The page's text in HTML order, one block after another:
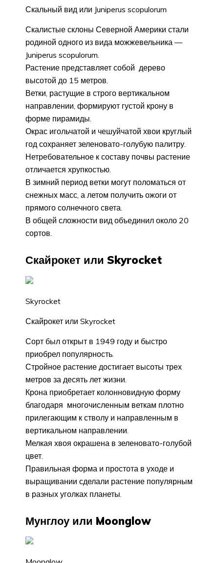
Скальный вид или Juniperus scopulorum
Скалистые склоны Северной Америки стали
родиной одного из вида можжевельника —
Juniperus scopulorum.
Растение представляет собой дерево
высотой до 15 метров.
Ветки, растущие в строго вертикальном
направлении, формируют густой крону в
форме пирамиды.
Окрас игольчатой и чешуйчатой хвои круглый
год сохраняет зеленовато-голубую палитру.
Нетребовательное к составу почвы растение
отличается хрупкостью.
В зимний период ветки могут поломаться от
снежных масс, а летом получить ожоги от
прямого солнечного света.
В общей сложности вид объединил около 20
сортов.
Скайрокет или Skyrocket
Skyrocket
Скайрокет или Skyrocket
Сорт был открыт в 1949 году и быстро
приобрел популярность.
Стройное растение достигает высоты трех
метров за десять лет жизни.
Крона приобретает колонновидную форму
благодаря многочисленным веткам плотно
прилегающим к стволу и направленным в
вертикальном направлении.
Мелкая хвоя окрашена в зеленовато-голубой
цвет.
Правильная форма и простота в уходе и
выращивании сделали растение популярным
в разных уголках планеты.
Мунглоу или Moonglow